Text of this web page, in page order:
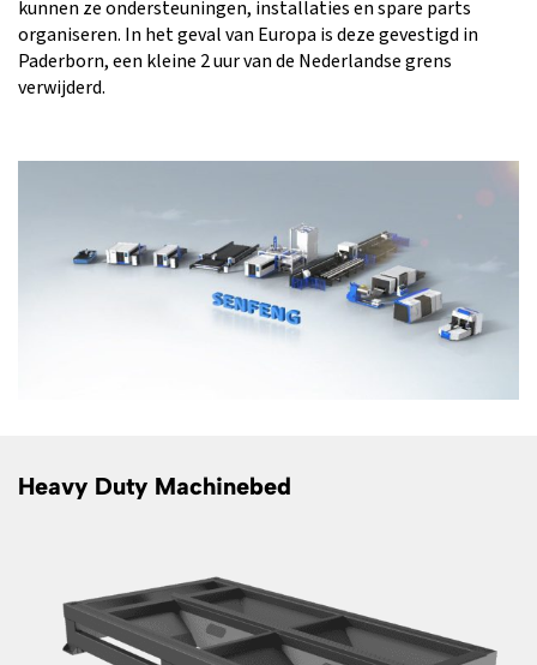
kunnen ze ondersteuningen, installaties en spare parts
organiseren. In het geval van Europa is deze gevestigd in
Paderborn, een kleine 2 uur van de Nederlandse grens
verwijderd.
Heavy Duty Machinebed